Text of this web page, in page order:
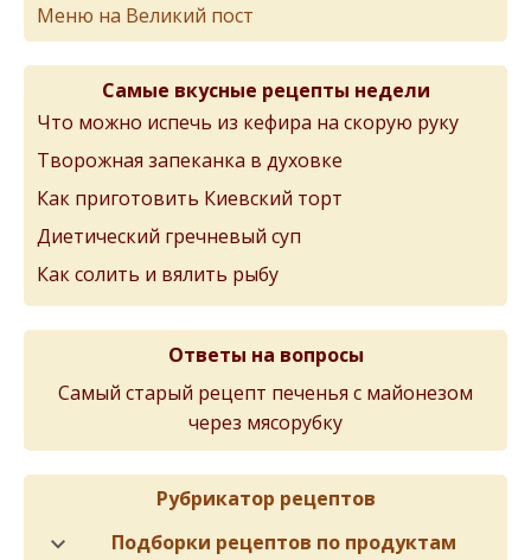
Меню на Великий пост
Самые вкусные рецепты недели
Что можно испечь из кефира на скорую руку
Творожная запеканка в духовке
Как приготовить Киевский торт
Диетический гречневый суп
Как солить и вялить рыбу
Ответы на вопросы
Самый старый рецепт печенья с майонезом
через мясорубку
Рубрикатор рецептов
Подборки рецептов по продуктам